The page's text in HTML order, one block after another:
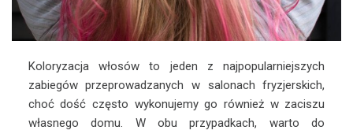
Koloryzacja włosów to jeden z najpopularniejszych
zabiegów przeprowadzanych w salonach fryzjerskich,
choć dość często wykonujemy go również w zaciszu
własnego domu. W obu przypadkach, warto do